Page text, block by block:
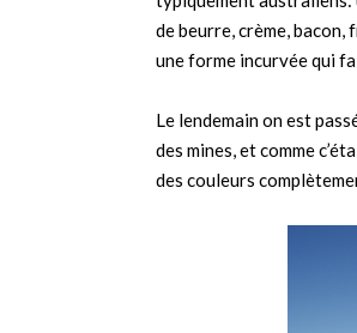
de beurre, crème,
une forme incurvée qui
Le lendemain on est
des mines, et comme
des couleurs